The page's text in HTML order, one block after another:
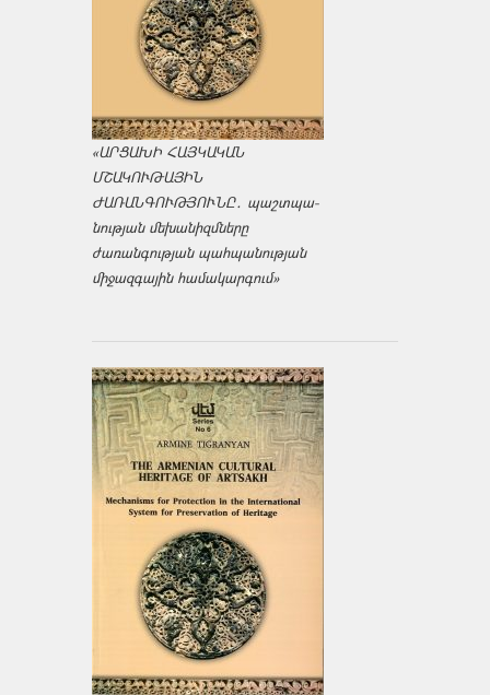
«ԱՐՑԱԽԻ ՀԱՅԿԱԿԱՆ
ՄՇԱԿՈՒԹԱՅԻՆ
ԺԱՌԱՆԳՈՒԹՅՈՒՆԸ․ պաշտպա­
նության մեխանիզմները
ժառանգության պահպանության
միջազ­գային համակարգում»